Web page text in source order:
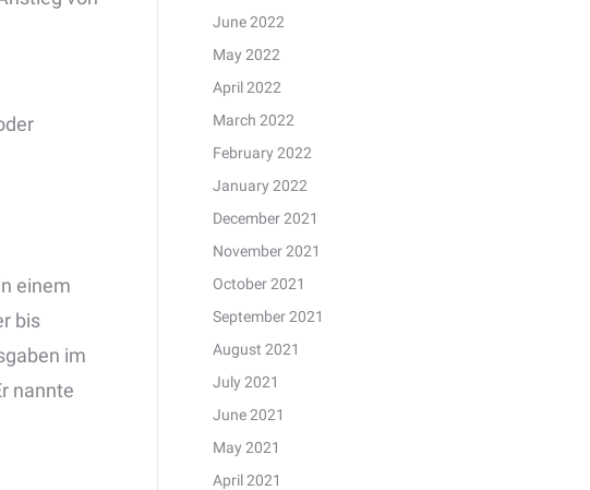
einem
bis
im
nannte
June 2022
May 2022
April 2022
March 2022
February 2022
January 2022
December 2021
November 2021
October 2021
September 2021
August 2021
July 2021
June 2021
May 2021
April 2021